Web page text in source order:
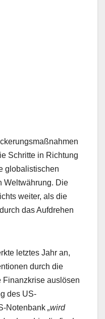
Schritte in Richtung
globalistischen
Weltwährung. Die
weiter, als die
das Aufdrehen
letztes Jahr an,
durch die
Finanzkrise auslösen
des US-
Notenbank „wird